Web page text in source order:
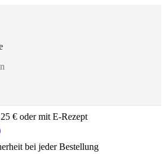
€ oder mit E-Rezept
bei jeder Bestellung